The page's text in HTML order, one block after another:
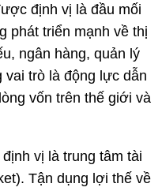
định vị là đầu mối
phát triển mạnh về thị
ngân hàng, quản lý
vai trò là động lực dẫn
vốn trên thế giới và
vị là trung tâm tài
Tận dụng lợi thế về